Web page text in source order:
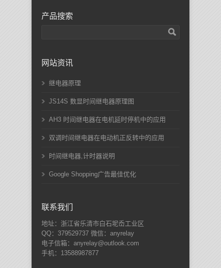
产品搜索
网站资讯
继电器原理
JS14S 数显时间继电器原理图
AH3 时间继电器在电机延时停机中的应用
双调时间继电器在电动机正反转中的应用
时间继电器,计时器说明
Google Shopping广告最佳优化
联系我们
地址：浙江省乐清市白石坭岙工业区
QQ：379529737 微信：anyrelay
电子信箱：anyrelay@outlook.com
手机：13588987877